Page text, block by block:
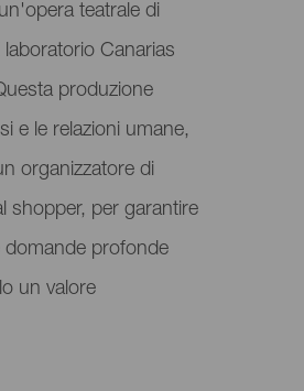
teatrale di
Canarias
produzione
e le relazioni umane,
organizzatore di
shopper, per garantire
domande profonde
un valore